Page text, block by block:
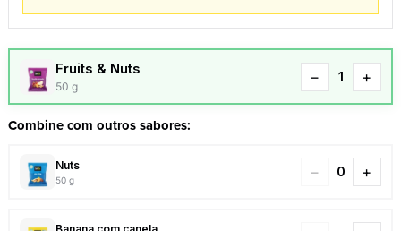
Fruits & Nuts
50 g
− +
Combine com outros sabores:
Nuts
50 g − +